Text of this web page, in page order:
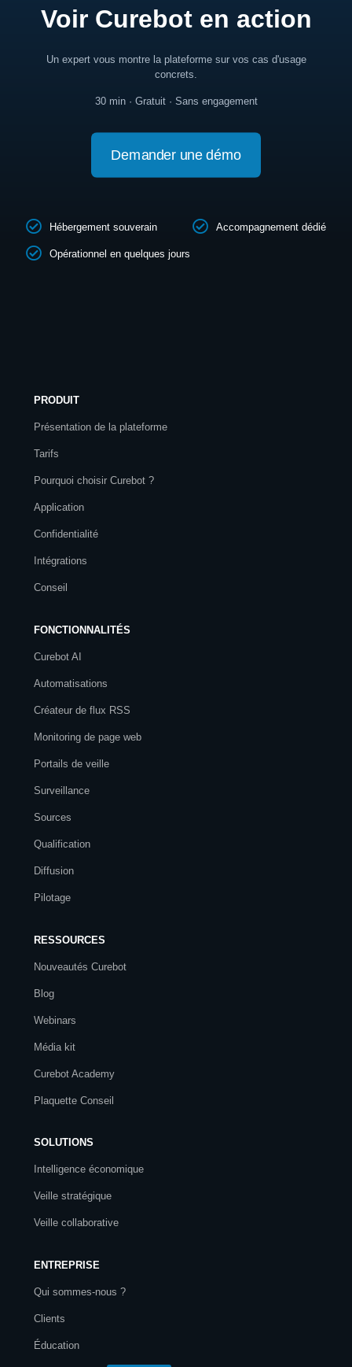
Voir Curebot en action
Un expert vous montre la plateforme sur vos cas d'usage
concrets.
30 min · Gratuit · Sans engagement
Demander une démo
Hébergement souverain Accompagnement dédié
Opérationnel en quelques jours
PRODUIT
Présentation de la plateforme
Tarifs
Pourquoi choisir Curebot ?
Application
Confidentialité
Intégrations
Conseil
FONCTIONNALITÉS
Curebot AI
Automatisations
Créateur de flux RSS
Monitoring de page web
Portails de veille
Surveillance
Sources
Qualification
Diffusion
Pilotage
RESSOURCES
Nouveautés Curebot
Blog
Webinars
Média kit
Curebot Academy
Plaquette Conseil
SOLUTIONS
Intelligence économique
Veille stratégique
Veille collaborative
ENTREPRISE
Qui sommes-nous ?
Clients
Éducation